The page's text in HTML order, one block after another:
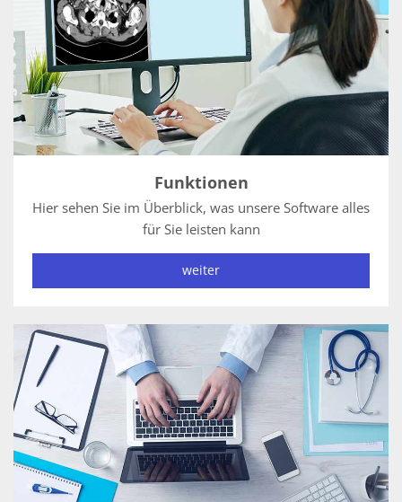
Funktionen
Hier sehen Sie im Überblick, was unsere Software alles
für Sie leisten kann
weiter